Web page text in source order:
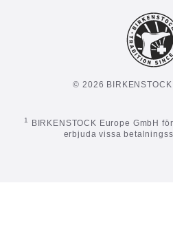
© 2026
1
BIRKENSTOCK Europe GmbH
erbjuda vissa